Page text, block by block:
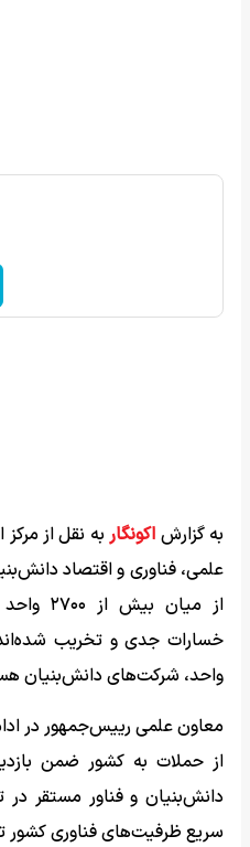
به گزارش اکونگاربه نقل از
علمی، فناوری و اقتصاد
واحد، شرکت‌های دانش‌بنیان
معاون علمی رییس‌جمهور در
از حملات به کشور ضمن
دانش‌بنیان و فناور مستقر در
سریع ظرفیت‌های فناوری کشور